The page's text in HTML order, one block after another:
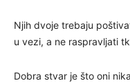
Njih dvoje trebaju
u vezi, a ne raspravljati
Dobra stvar je što oni